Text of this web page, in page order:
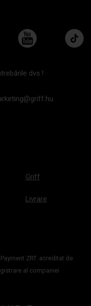
dvs.!
Griff
Livrare
ZRT. acreditat de
al companiei